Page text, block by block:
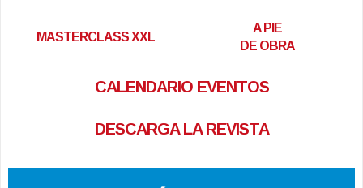
MASTERCLASS XXL
A PIE
DE OBRA
CALENDARIO EVENTOS
DESCARGA LA REVISTA